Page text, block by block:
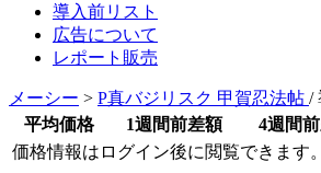
導入前リスト
広告について
レポート販売
メーシー > P真バジリスク 甲賀忍法帖 /
平均価格
1週間前差額
4週間
価格情報はログイン後に閲覧できます。